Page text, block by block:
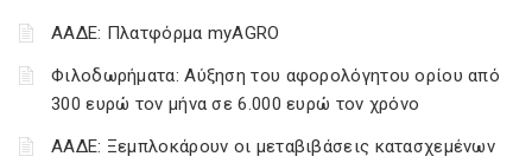
ΑΑΔΕ: Πλατφόρμα myAGRO
Φιλοδωρήματα: Αύξηση του αφορολόγητου ορίου από
300 ευρώ τον μήνα σε 6.000 ευρώ τον χρόνο
ΑΑΔΕ: Ξεμπλοκάρουν οι μεταβιβάσεις κατασχεμένων